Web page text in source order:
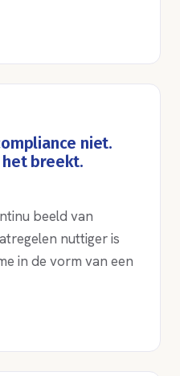
niet.
het breekt.
beeld van
nuttiger is
in de vorm van een